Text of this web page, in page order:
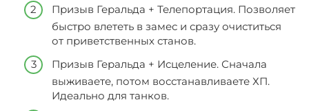
Призыв Геральда + Телепортация. Позволяет
быстро влететь в замес и сразу очиститься
от приветственных станов.
Призыв Геральда + Исцеление. Сначала
выживаете, потом восстанавливаете ХП.
Идеально для танков.